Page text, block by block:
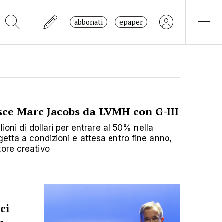
abbonati epaper
Marc Jacobs da LVMH con G-III
di dollari per entrare al 50% nella
a condizioni e attesa entro fine anno,
creativo